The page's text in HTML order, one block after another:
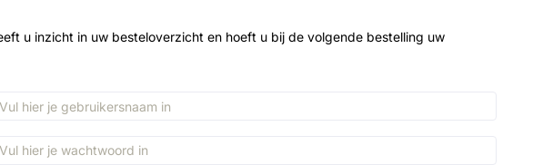
u inzicht in uw besteloverzicht en hoeft u bij de volgende bestelling uw